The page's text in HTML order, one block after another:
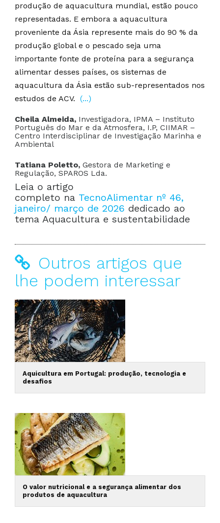
produção de aquacultura mundial, estão pouco
representadas. E embora a aquacultura
proveniente da Ásia represente mais do 90 % da
produção global e o pescado seja uma
importante fonte de proteína para a segurança
alimentar desses países, os sistemas de
aquacultura da Ásia estão sub-representados nos
estudos de ACV. (...)
Cheila Almeida, Investigadora, IPMA – Instituto
Português do Mar e da Atmosfera, I.P, CIIMAR –
Centro Interdisciplinar de Investigação Marinha e
Ambiental
Tatiana Poletto, Gestora de Marketing e
Regulação, SPAROS Lda.
Leia o artigo
completo na TecnoAlimentar nº 46,
janeiro/ março de 2026 dedicado ao
tema Aquacultura e sustentabilidade
Outros artigos que
lhe podem interessar
Aquicultura em Portugal: produção, tecnologia e
desafios
O valor nutricional e a segurança alimentar dos
produtos de aquacultura